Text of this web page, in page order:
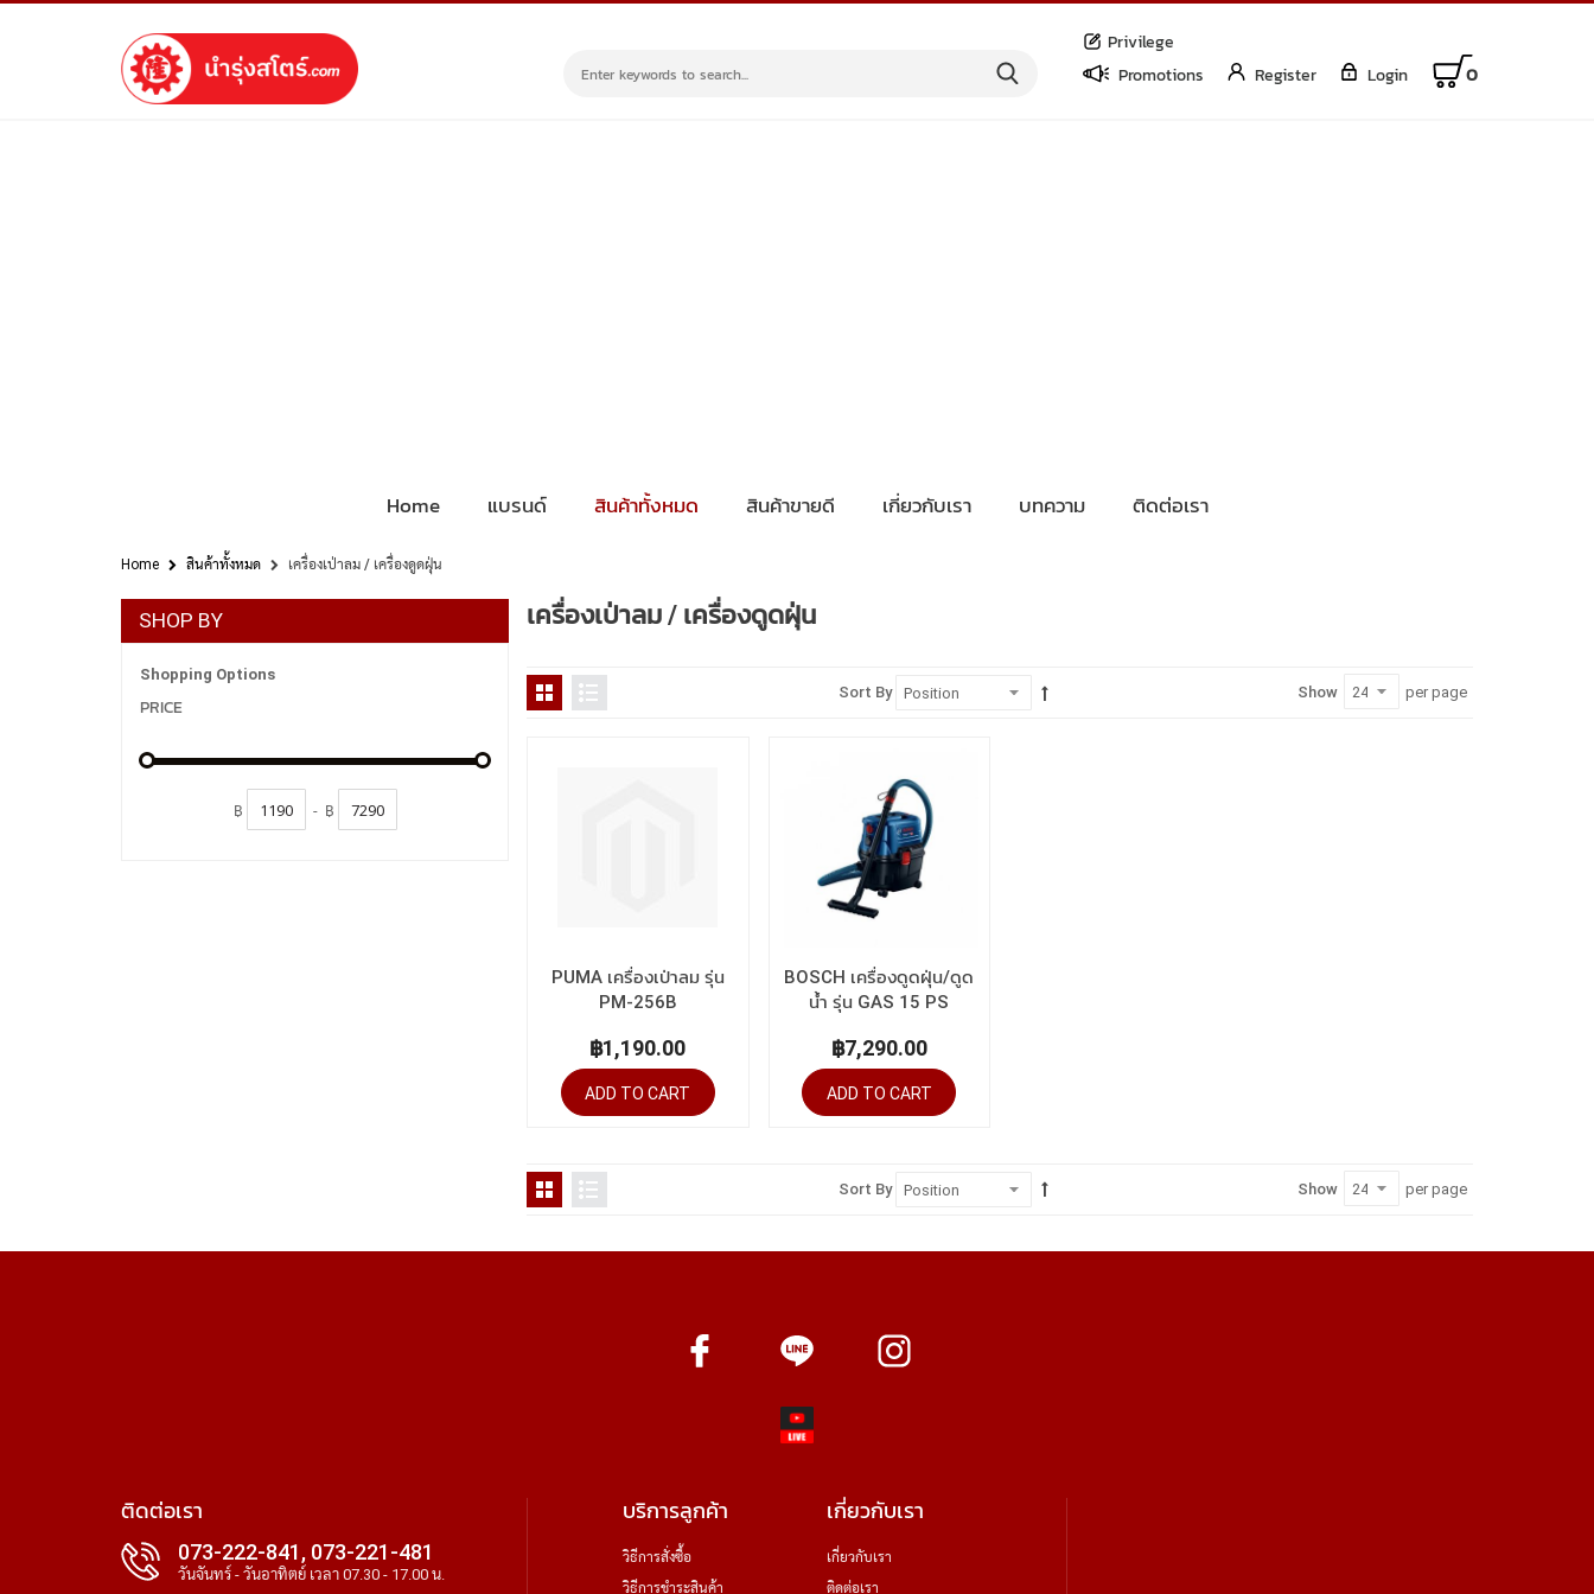
Promotions
Privilege
Login
Register 0
Home แบรนด์ สินค้าทั้งหมด สินค้าขายดี เกี่ยวกับเรา ติดต่อเรา
บทความ
Home สินค้าทั้งหมด เครื่องเป่าลม / เครื่องดูดฝุ่น
เครื่องเป่าลม / เครื่องดูดฝุ่น
Sort By Show per page
PUMA เครื่องเป่าลม รุ่น
PM-256B
฿1,190.00
ADD TO CART
BOSCH เครื่องดูดฝุ่น/ดูด
น้ำ รุ่น GAS 15 PS
฿7,290.00
ADD TO CART
Sort By Show per page
SHOP BY
Shopping Options
PRICE
฿ - ฿
ติดต่อเรา
073-222-841, 073-221-481
วันจันทร์ - วันอาทิตย์ เวลา 07.30 - 17.00 น.
บริการลูกค้า
วิธีการสั่งซื้อ
วิธีการชำระสินค้า
เกี่ยวกับเรา
เกี่ยวกับเรา
ติดต่อเรา